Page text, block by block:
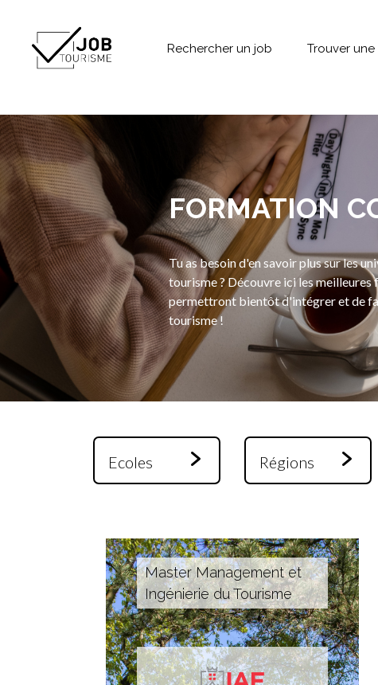
Rechercher un job Trouver
FORMATION
Tu as besoin d'en savoir plus sur les
tourisme ? Découvre ici les
permettront bientôt d'intégrer et de
tourisme !
Master Management et
Ingénierie du Tourisme